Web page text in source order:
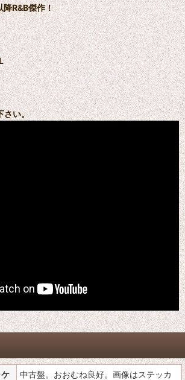
R&B傑作！
さい。
中古盤。おおむね良好。画像はステッカ